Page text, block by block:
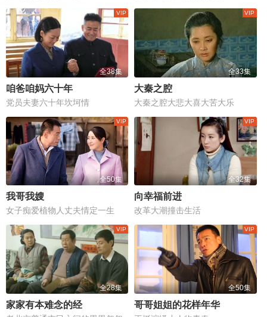
全38集
咱爸咱妈六十年
党员夫妻六十年坎坷情
全33集
大秦之腔
大秦之腔大悲大喜大苦大乐
全50集
我哥我嫂
女子痴爱植物人丈夫情定一生
全32集
向幸福前进
改革大潮撞击生活
全28集
家家有本难念的经
全50集
哥哥姐姐的花样年华